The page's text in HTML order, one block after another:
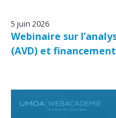
5 juin 2026
Webinaire sur
(AVD) et financement